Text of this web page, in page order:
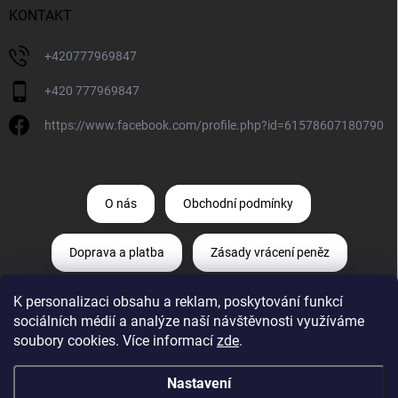
K personalizaci obsahu a reklam, poskytování funkcí
sociálních médií a analýze naší návštěvnosti využíváme
soubory cookies. Více informací zde.
Nastavení
KONTAKT
+420777969847
+420 777969847
https://www.facebook.com/profile.php?id=61578607180790
O nás Obchodní podmínky
Doprava a platba Zásady vrácení peněz
Zásady ochrany osobních údajů
Odstoupení od smlouvy Reklamace